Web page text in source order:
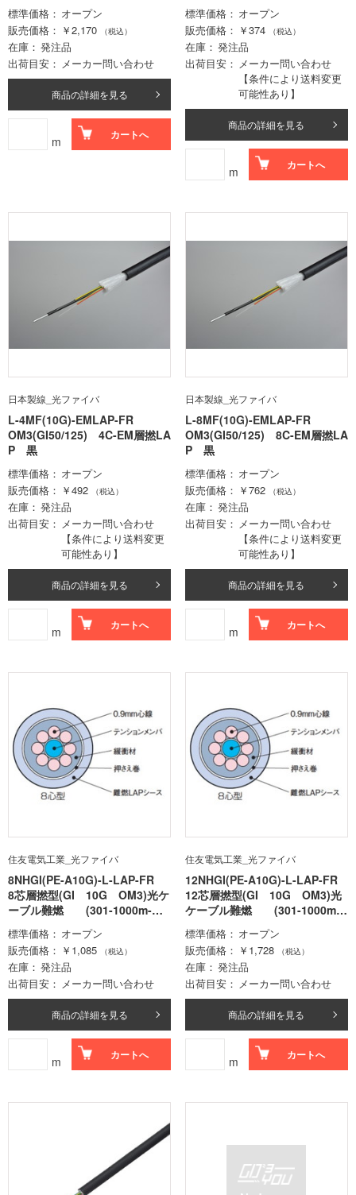
標準価格
オープン
販売価格
￥2,170 （税込）
在庫
発注品
出荷目安
メーカー問い合わせ
商品の詳細を見る
m カートへ
標準価格
オープン
販売価格
￥374 （税込）
在庫
発注品
出荷目安
メーカー問い合わせ
【条件により送料変更
可能性あり】
商品の詳細を見る
m カートへ
日本製線_光ファイバ
L-4MF(10G)-EMLAP-FR
OM3(GI50/125) 4C-EM層撚LA
P 黒
標準価格
オープン
販売価格
￥492 （税込）
在庫
発注品
出荷目安
メーカー問い合わせ
【条件により送料変更
可能性あり】
商品の詳細を見る
m カートへ
日本製線_光ファイバ
L-8MF(10G)-EMLAP-FR
OM3(GI50/125) 8C-EM層撚LA
P 黒
標準価格
オープン
販売価格
￥762 （税込）
在庫
発注品
出荷目安
メーカー問い合わせ
【条件により送料変更
可能性あり】
商品の詳細を見る
m カートへ
住友電気工業_光ファイバ
8NHGI(PE-A10G)-L-LAP-FR
8芯層撚型(GI 10G OM3)光ケ
ーブル難燃 (301-1000m-ロ
ット価格)
標準価格
オープン
販売価格
￥1,085 （税込）
在庫
発注品
出荷目安
メーカー問い合わせ
商品の詳細を見る
m カートへ
住友電気工業_光ファイバ
12NHGI(PE-A10G)-L-LAP-FR
12芯層撚型(GI 10G OM3)光
ケーブル難燃 (301-1000m-
ロット価格)
標準価格
オープン
販売価格
￥1,728 （税込）
在庫
発注品
出荷目安
メーカー問い合わせ
商品の詳細を見る
m カートへ